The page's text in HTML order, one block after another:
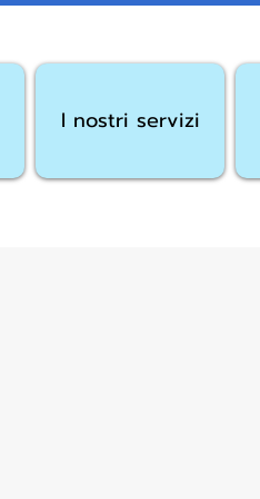
I nostri servizi